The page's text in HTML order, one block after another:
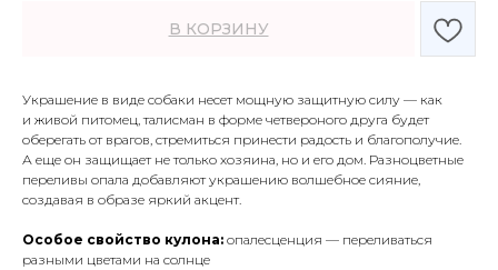
В КОРЗИНУ
Украшение в виде собаки несет мощную защитную силу — как
и живой питомец, талисман в форме четвероного друга будет
оберегать от врагов, стремиться принести радость и благополучие.
А еще он защищает не только хозяина, но и его дом. Разноцветные
переливы опала добавляют украшению волшебное сияние,
создавая в образе яркий акцент.
Особое свойство кулона: опалесценция — переливаться
разными цветами на солнце